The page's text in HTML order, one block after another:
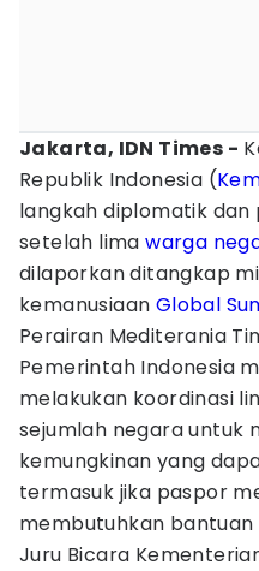
Jakarta, IDN Times -
Republik Indonesia (
langkah diplomatik dan
setelah limawarga
dilaporkan ditangkap
kemanusiaan Global
Perairan Mediterania
Pemerintah Indonesia
melakukan koordinasi
sejumlah negara untuk
kemungkinan yang
termasuk jika paspor
membutuhkan bantuan
Juru Bicara